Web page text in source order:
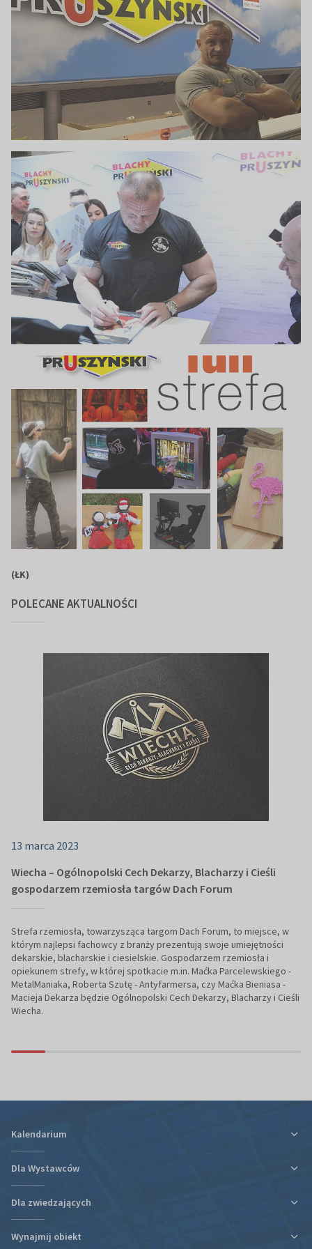
(ŁK)
POLECANE AKTUALNOŚCI
13 marca 2023
Wiecha – Ogólnopolski Cech Dekarzy, Blacharzy i Cieśli
gospodarzem rzemiosła targów Dach Forum
Strefa rzemiosła, towarzysząca targom Dach Forum, to miejsce, w
którym najlepsi fachowcy z branży prezentują swoje umiejętności
dekarskie, blacharskie i ciesielskie. Gospodarzem rzemiosła i
opiekunem strefy, w której spotkacie m.in. Maćka Parcelewskiego -
MetalManiaka, Roberta Szutę - Antyfarmersa, czy Maćka Bieniasa -
Macieja Dekarza będzie Ogólnopolski Cech Dekarzy, Blacharzy i Cieśli
Wiecha.
Kalendarium
Dla Wystawców
Ulga podatkowa za udział w targach
Plan targów i hal
Dla zwiedzających
Plan targów i hal
Wynajmij obiekt